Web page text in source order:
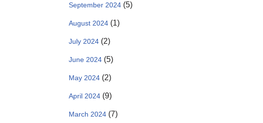
September 2024 (5)
August 2024 (1)
July 2024 (2)
June 2024 (5)
May 2024 (2)
April 2024 (9)
March 2024 (7)